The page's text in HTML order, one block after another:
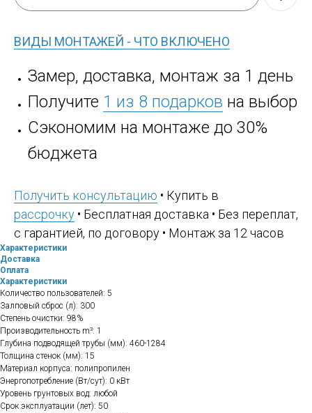
ВИДЫ МОНТАЖЕЙ - ЧТО ВКЛЮЧЕНО
Замер, доставка, монтаж за 1 день
Получите 1 из 8 подарков на выбор
Сэкономим на монтаже до 30%
бюджета
Получить консультацию • Купить в
рассрочку • Бесплатная доставка • Без переплат,
с гарантией, по договору • Монтаж за 12 часов
Характеристики
Доставка
Оплата
Характеристики
Количество пользователей: 5
Залповый сброс (л): 300
Степень очистки: 98%
Производительность m³: 1
Глубина подводящей трубы (мм): 460-1284
Толщина стенок (мм): 15
Материал корпуса: полипропилен
Энергопотребление (Вт/сут): 0 кВт
Уровень грунтовых вод: любой
Срок эксплуатации (лет): 50